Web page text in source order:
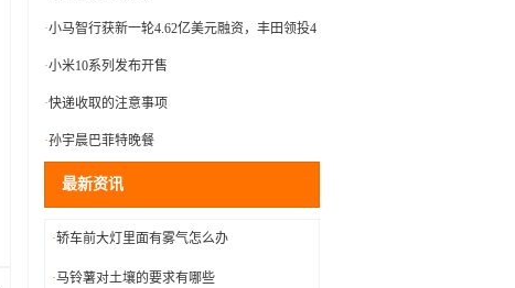
·小马智行获新一轮4.62亿美元融资，丰田领投4
亿
·小米10系列发布开售
·快递收取的注意事项
·孙宇晨巴菲特晚餐
最新资讯
·轿车前大灯里面有雾气怎么办
·马铃薯对土壤的要求有哪些